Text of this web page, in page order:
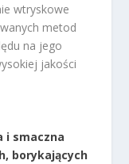
wtryskowe
metod
na jego
jakości
i smaczna
borykających